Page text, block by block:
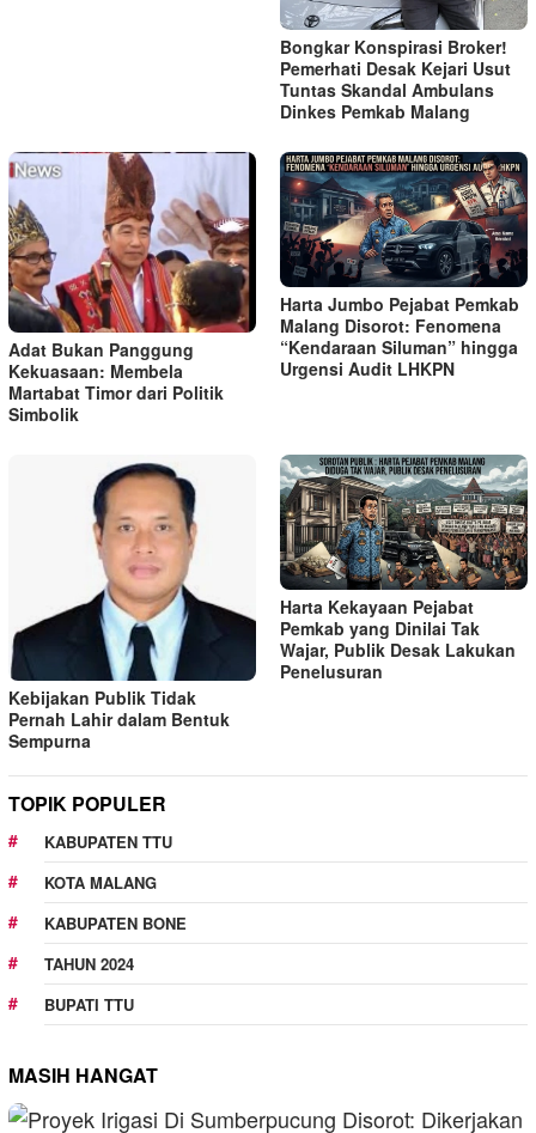
Bongkar Konspirasi Broker!
Pemerhati Desak Kejari Usut
Tuntas Skandal Ambulans
Dinkes Pemkab Malang
Adat Bukan Panggung
Kekuasaan: Membela
Martabat Timor dari Politik
Simbolik
Harta Jumbo Pejabat Pemkab
Malang Disorot: Fenomena
“Kendaraan Siluman” hingga
Urgensi Audit LHKPN
Kebijakan Publik Tidak
Pernah Lahir dalam Bentuk
Sempurna
Harta Kekayaan Pejabat
Pemkab yang Dinilai Tak
Wajar, Publik Desak Lakukan
Penelusuran
TOPIK POPULER
KABUPATEN TTU
KOTA MALANG
KABUPATEN BONE
TAHUN 2024
BUPATI TTU
MASIH HANGAT